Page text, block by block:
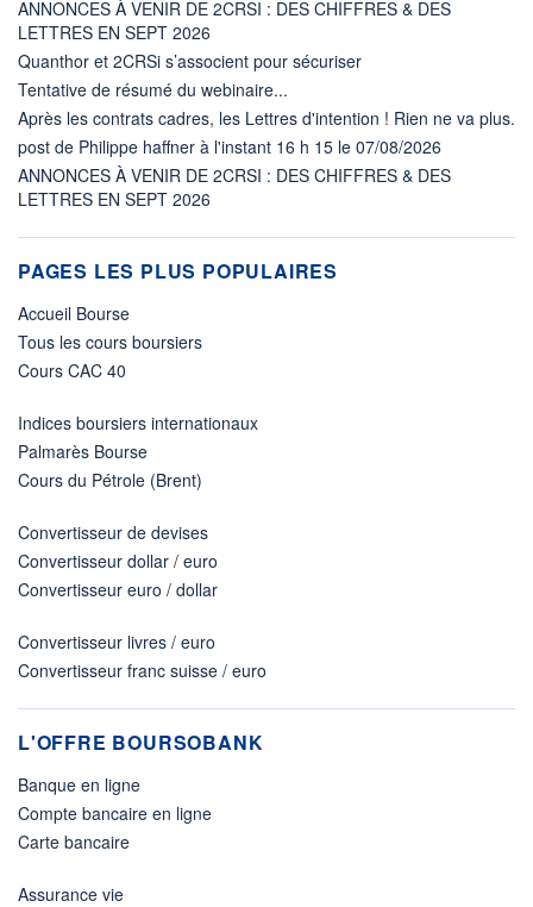
ANNONCES À VENIR DE 2CRSI : DES CHIFFRES & DES
LETTRES EN SEPT 2026
Quanthor et 2CRSi s’associent pour sécuriser
Tentative de résumé du webinaire...
Après les contrats cadres, les Lettres d'intention ! Rien ne va plus.
post de Philippe haffner à l'instant 16 h 15 le 07/08/2026
ANNONCES À VENIR DE 2CRSI : DES CHIFFRES & DES
LETTRES EN SEPT 2026
PAGES LES PLUS POPULAIRES
Accueil Bourse
Tous les cours boursiers
Cours CAC 40
Indices boursiers internationaux
Palmarès Bourse
Cours du Pétrole (Brent)
Convertisseur de devises
Convertisseur dollar / euro
Convertisseur euro / dollar
Convertisseur livres / euro
Convertisseur franc suisse / euro
L'OFFRE BOURSOBANK
Banque en ligne
Compte bancaire en ligne
Carte bancaire
Assurance vie